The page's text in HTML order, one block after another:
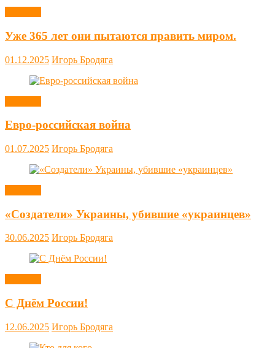
Уже 365 лет они пытаются править миром.
01.12.2025 Игорь Бродяга
Евро-российская война
01.07.2025 Игорь Бродяга
«Создатели» Украины, убившие «украинцев»
30.06.2025 Игорь Бродяга
С Днём России!
12.06.2025 Игорь Бродяга